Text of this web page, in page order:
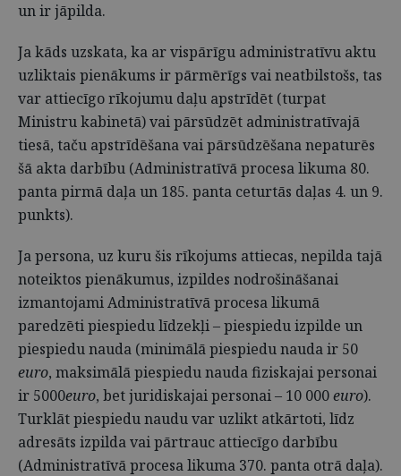
un ir jāpilda.
Ja kāds uzskata, ka ar vispārīgu administratīvu aktu
uzliktais pienākums ir pārmērīgs vai neatbilstošs, tas
var attiecīgo rīkojumu daļu apstrīdēt (turpat
Ministru kabinetā) vai pārsūdzēt administratīvajā
tiesā, taču apstrīdēšana vai pārsūdzēšana nepaturēs
šā akta darbību (Administratīvā procesa likuma 80.
panta pirmā daļa un 185. panta ceturtās daļas 4. un 9.
punkts).
Ja persona, uz kuru šis rīkojums attiecas, nepilda tajā
noteiktos pienākumus, izpildes nodrošināšanai
izmantojami Administratīvā procesa likumā
paredzēti piespiedu līdzekļi – piespiedu izpilde un
piespiedu nauda (minimālā piespiedu nauda ir 50
euro, maksimālā piespiedu nauda fiziskajai personai
ir 5000euro, bet juridiskajai personai – 10 000euro).
Turklāt piespiedu naudu var uzlikt atkārtoti, līdz
adresāts izpilda vai pārtrauc attiecīgo darbību
(Administratīvā procesa likuma 370. panta otrā daļa).